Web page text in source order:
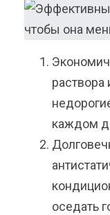
раствора
каждом
оседать